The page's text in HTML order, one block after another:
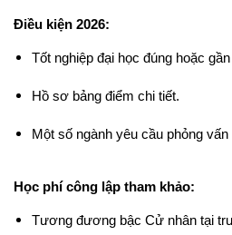
Điều kiện 2026:
Tốt nghiệp đại học đúng hoặc
Hồ sơ bảng điểm chi tiết.
Một số ngành yêu cầu phỏng vấn
Học phí công lập tham khảo:
Tương đương bậc Cử nhân tại